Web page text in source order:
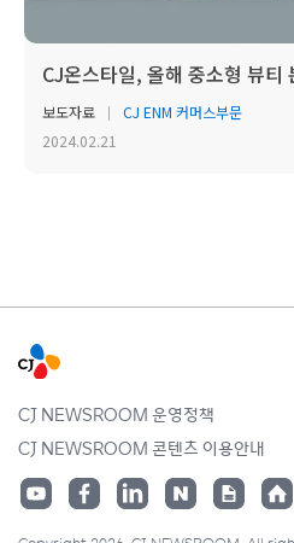
CJ온스타일, 올해 중소형 뷰티
보도자료
CJ ENM 커머스부문
2024.02.21
CJ NEWSROOM 운영정책
CJ NEWSROOM 콘텐츠 이용안내